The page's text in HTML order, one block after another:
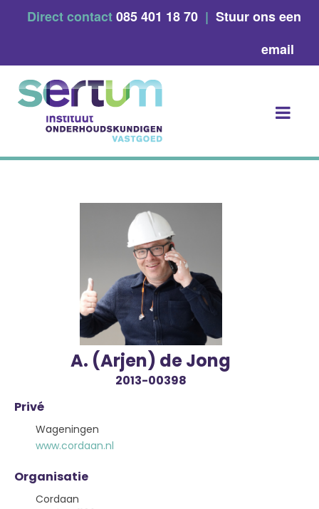
Direct contact085 401 18 70 | Stuur ons een
email
A. (Arjen) de Jong
2013-00398
Privé
Wageningen
www.cordaan.nl
Organisatie
Cordaan